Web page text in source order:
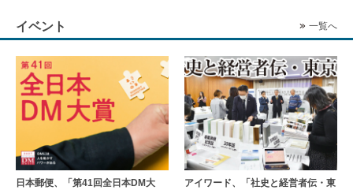
イベント 一覧へ
日本郵便、「第41回全日本DM大
アイワード、「社史と経営者伝・東